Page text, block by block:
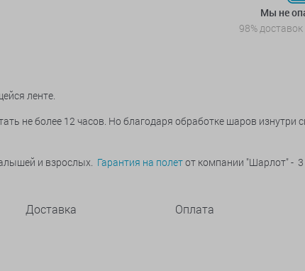
Мы не
98%
ленте.
не более 12 часов. Но благодаря обработке шаров
и взрослых. Гарантия на полетот компании "Шарлот" - 3
Доставка Оплата